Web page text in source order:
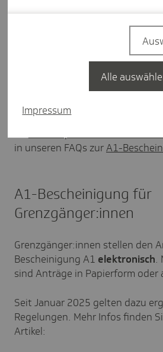
über ein zertifiziertes
Entgeltabrechnungsprogramm
.
Mehr Infos finden Sie in den
in unseren FAQs zurA1-
A1-Bescheinigung für
Grenzgänger:innen
Grenzgänger:innen stellen den
Bescheinigung A1 elektronisch.
sind Anträge in Papierform oder
Seit Januar 2025 gelten dazu
Regelungen. Mehr Infos finden
Artikel:
Impressum
Alle